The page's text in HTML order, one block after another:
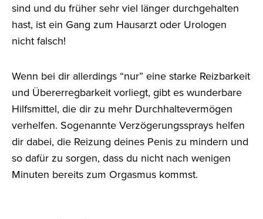
sind und du früher sehr viel länger durchgehalten
hast, ist ein Gang zum Hausarzt oder Urologen
nicht falsch!
Wenn bei dir allerdings “nur” eine starke Reizbarkeit
und Übererregbarkeit vorliegt, gibt es wunderbare
Hilfsmittel, die dir zu mehr Durchhaltevermögen
verhelfen. Sogenannte Verzögerungssprays helfen
dir dabei, die Reizung deines Penis zu mindern und
so dafür zu sorgen, dass du nicht nach wenigen
Minuten bereits zum Orgasmus kommst.